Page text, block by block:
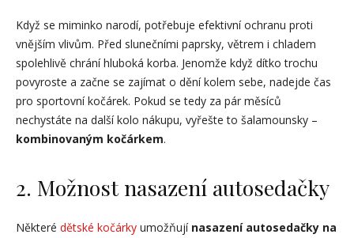
Když se miminko narodí, potřebuje efektivní ochranu proti
vnějším vlivům. Před slunečními paprsky, větrem i chladem
spolehlivě chrání hluboká korba. Jenomže když dítko trochu
povyroste a začne se zajímat o dění kolem sebe, nadejde čas
pro sportovní kočárek. Pokud se tedy za pár měsíců
nechystáte na další kolo nákupu, vyřešte to šalamounsky –
kombinovaným kočárkem.
2. Možnost nasazení autosedačky
Některé dětské kočárky umožňují nasazení autosedačky na